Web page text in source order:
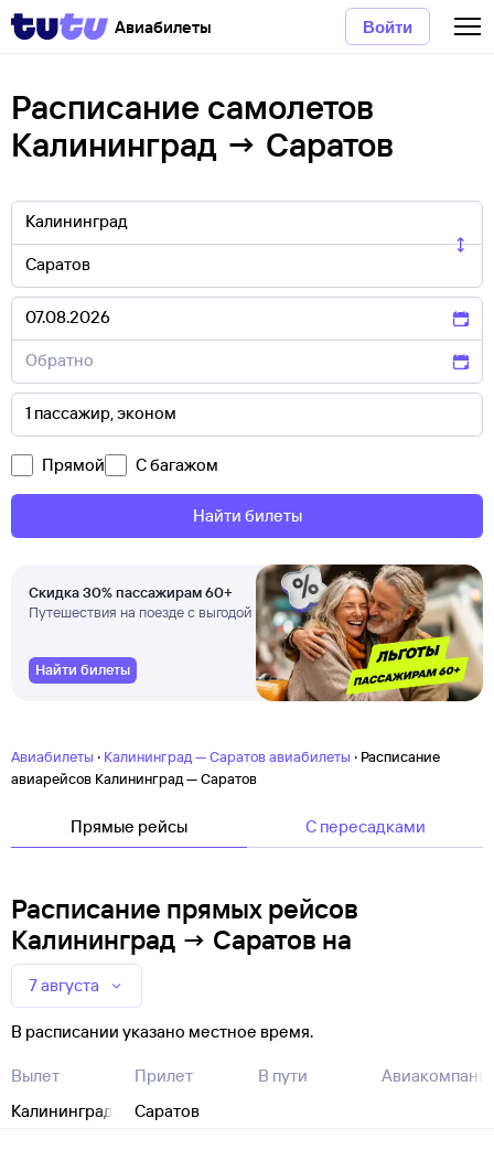
Авиабилеты Войти
Расписание самолетов
Калининград → Саратов
Прямой С багажом
Найти билеты
Скидка 30% пассажирам 60+
Путешествия на поезде с выгодой
Найти билеты
Авиабилеты · Калининград — Саратов авиабилеты · Расписание
авиарейсов Калининград — Саратов
Прямые рейсы C пересадками
Расписание прямых рейсов
Калининград → Саратов на
7 августа
В расписании указано местное время.
Вылет
Калининград
Прилет
Саратов
В пути